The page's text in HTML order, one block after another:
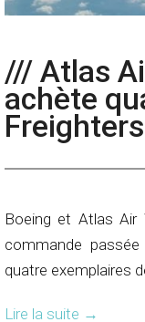
/// Atlas
achète
Freighters
Boeing et Atlas Air
commande
quatre exemplaires
Lire la suite →